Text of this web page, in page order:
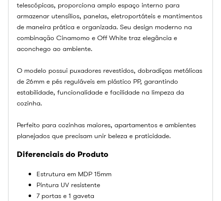
telescópicas, proporciona amplo espaço interno para
armazenar utensílios, panelas, eletroportáteis e mantimentos
de maneira prática e organizada. Seu design moderno na
combinação Cinamomo e Off White traz elegância e
aconchego ao ambiente.
O modelo possui puxadores revestidos, dobradiças metálicas
de 26mm e pés reguláveis em plástico PP, garantindo
estabilidade, funcionalidade e facilidade na limpeza da
cozinha.
Perfeito para cozinhas maiores, apartamentos e ambientes
planejados que precisam unir beleza e praticidade.
Diferenciais do Produto
Estrutura em MDP 15mm
Pintura UV resistente
7 portas e 1 gaveta